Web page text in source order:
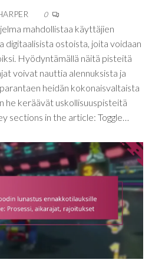
0
mahdollistaa käyttäjien
digitaalisista ostoista, joita voidaan
Hyödyntämällä näitä pisteitä
voivat nauttia alennuksista ja
heidän kokonaisvaltaista
he keräävät uskollisuuspisteitä
sections in the article: Toggle…